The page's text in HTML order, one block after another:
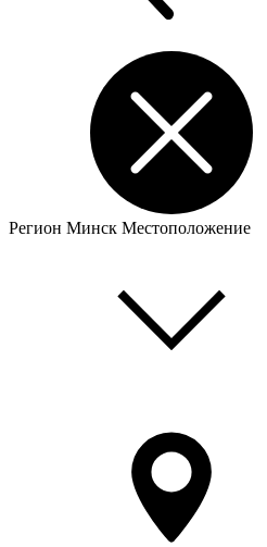
Регион Минск Местоположение